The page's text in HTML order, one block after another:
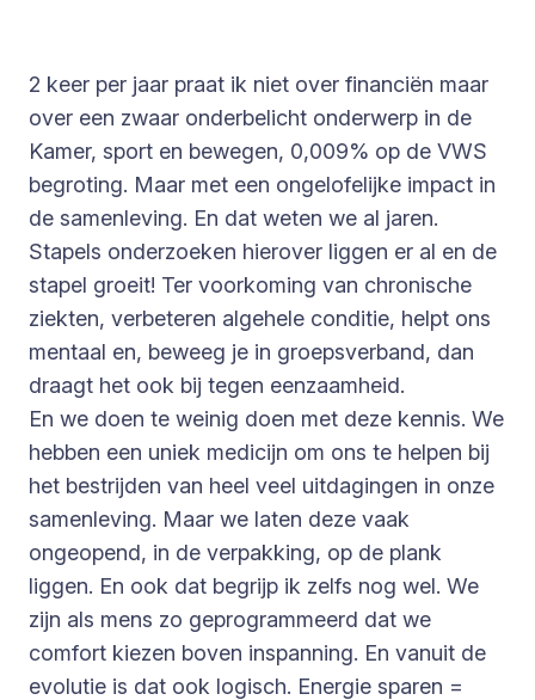
2 keer per jaar praat ik niet over financiën maar
over een zwaar onderbelicht onderwerp in de
Kamer, sport en bewegen, 0,009% op de VWS
begroting. Maar met een ongelofelijke impact in
de samenleving. En dat weten we al jaren.
Stapels onderzoeken hierover liggen er al en de
stapel groeit! Ter voorkoming van chronische
ziekten, verbeteren algehele conditie, helpt ons
mentaal en, beweeg je in groepsverband, dan
draagt het ook bij tegen eenzaamheid.
En we doen te weinig doen met deze kennis. We
hebben een uniek medicijn om ons te helpen bij
het bestrijden van heel veel uitdagingen in onze
samenleving. Maar we laten deze vaak
ongeopend, in de verpakking, op de plank
liggen. En ook dat begrijp ik zelfs nog wel. We
zijn als mens zo geprogrammeerd dat we
comfort kiezen boven inspanning. En vanuit de
evolutie is dat ook logisch. Energie sparen =